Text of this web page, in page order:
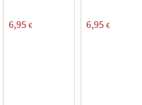
6,95 € 6,95 €